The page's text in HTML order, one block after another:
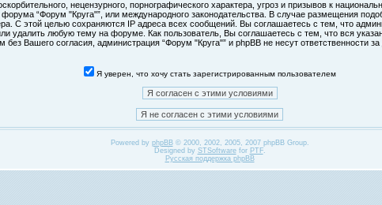
нецензурного, порнографического характера, угроз и призывов к
форума “Форум "Круга"”, или международного законодательства. В случае размещения
С этой целью сохраняются IP адреса всех сообщений. Вы соглашаетесь с тем, что
удалить любую тему на форуме. Как пользователь, Вы соглашаетесь с тем, что вся
Вашего согласия, администрация “Форум "Круга"” и phpBB не несут ответственности
Я уверен, что хочу стать зарегистрированным пользователем
Powered by phpBB© 2000, 2002, 2005, 2007 phpBB Group.
Designed by STSoftwarefor PTF.
Русская поддержка phpBB